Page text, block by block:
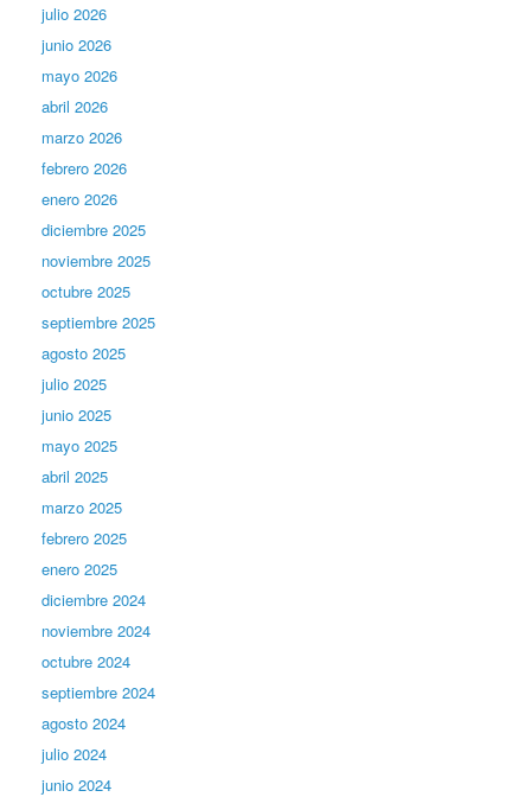
julio 2026
junio 2026
mayo 2026
abril 2026
marzo 2026
febrero 2026
enero 2026
diciembre 2025
noviembre 2025
octubre 2025
septiembre 2025
agosto 2025
julio 2025
junio 2025
mayo 2025
abril 2025
marzo 2025
febrero 2025
enero 2025
diciembre 2024
noviembre 2024
octubre 2024
septiembre 2024
agosto 2024
julio 2024
junio 2024